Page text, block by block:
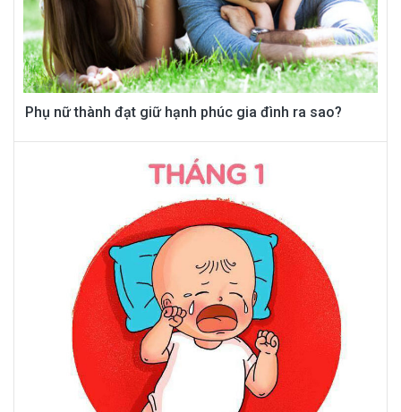
Phụ nữ thành đạt giữ hạnh phúc gia đình ra sao?